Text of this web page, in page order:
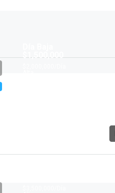
$1,500,000